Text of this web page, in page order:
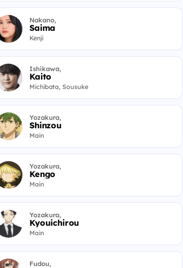
Nakano,
Saima
Kenji
Ishikawa,
Kaito
Michibata, Sousuke
Yozakura,
Shinzou
Main
Yozakura,
Kengo
Main
Yozakura,
Kyouichirou
Main
Fudou,